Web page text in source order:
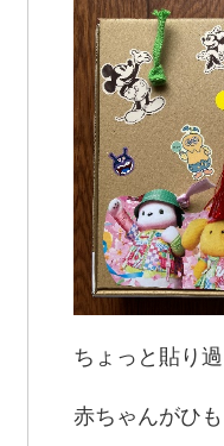
ちょっと貼り
赤ちゃんがひ